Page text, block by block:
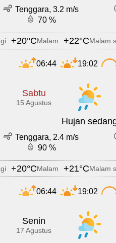
Tenggara, 3.2 m/s
70 %
+20°CMalam +22°CMalam
06:44 19:02
Sabtu
15 Agustus
Hujan
Tenggara, 2.4 m/s
90 %
+20°CMalam +21°CMalam
06:44 19:02
Senin
17 Agustus